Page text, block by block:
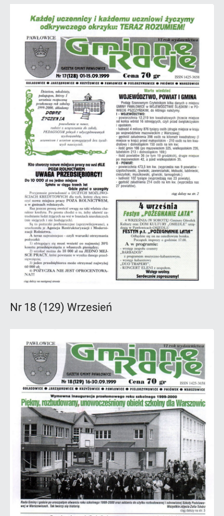
Nr 18 (129) Wrzesień